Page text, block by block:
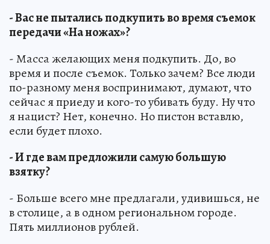
- Вас не пытались подкупить во время съемок
передачи «На ножах»?
- Масса желающих меня подкупить. До, во
время и после съемок. Только зачем? Все люди
по-разному меня воспринимают, думают, что
сейчас я приеду и кого-то убивать буду. Ну что
я нацист? Нет, конечно. Но пистон вставлю,
если будет плохо.
- И где вам предложили самую большую
взятку?
- Больше всего мне предлагали, удивишься, не
в столице, а в одном региональном городе.
Пять миллионов рублей.